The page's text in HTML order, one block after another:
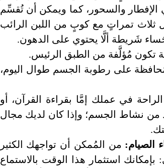
الإفطار والسحور، كما ويمكن أن تُقسِّم
ثلاث تمراتٍ مع كوبٍ من اللبن الرائب
شَريطة ألَّا يحتوي على الدهون.
تكون مُؤلَّفة من الطبق الرئيس.
على رطوبة الجسم طوال اليوم،
في عملك إمَّا بقراءة القرآن، أو
من نشاط الجسم؛ وإذا كان لديك مجال
من المُمكن أن تواجهك الكثير
استثمار هذا الوقت بالاستماع